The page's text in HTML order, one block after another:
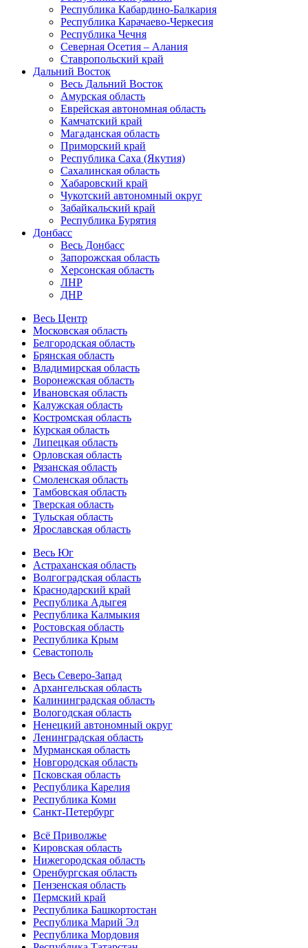
Республика Кабардино-Балкария
Республика Карачаево-Черкесия
Республика Чечня
Северная Осетия – Алания
Ставропольский край
Дальний Восток
Весь Дальний Восток
Амурская область
Еврейская автономная область
Камчатский край
Магаданская область
Приморский край
Республика Саха (Якутия)
Сахалинская область
Хабаровский край
Чукотский автономный округ
Забайкальский край
Республика Бурятия
Донбасс
Весь Донбасс
Запорожская область
Херсонская область
ЛНР
ДНР
Весь Центр
Московская область
Белгородская область
Брянская область
Владимирская область
Воронежская область
Ивановская область
Калужская область
Костромская область
Курская область
Липецкая область
Орловская область
Рязанская область
Смоленская область
Тамбовская область
Тверская область
Тульская область
Ярославская область
Весь Юг
Астраханская область
Волгоградская область
Краснодарский край
Республика Адыгея
Республика Калмыкия
Ростовская область
Республика Крым
Севастополь
Весь Северо-Запад
Архангельская область
Калининградская область
Вологодская область
Ненецкий автономный округ
Ленинградская область
Мурманская область
Новгородская область
Псковская область
Республика Карелия
Республика Коми
Санкт-Петербург
Всё Приволжье
Кировская область
Нижегородская область
Оренбургская область
Пензенская область
Пермский край
Республика Башкортостан
Республика Марий Эл
Республика Мордовия